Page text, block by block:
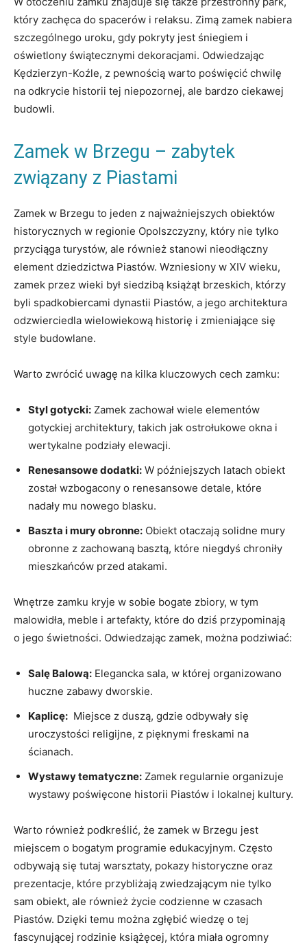
który zachęca do spacerów i relaksu. Zimą‍ zamek nabiera⁢
szczególnego ⁤uroku,⁣ gdy pokryty jest ‌śniegiem‌ i
oświetlony świątecznymi dekoracjami. Odwiedzając
Kędzierzyn-Koźle, z pewnością warto poświęcić chwilę
‌na odkrycie historii tej niepozornej, ale bardzo‌ ciekawej
budowli.
Zamek w⁤ Brzegu – zabytek
związany ⁣z Piastami
Zamek w Brzegu⁢ to jeden z najważniejszych obiektów
historycznych w regionie Opolszczyzny, który⁣ nie ‍tylko
przyciąga turystów, ale również stanowi nieodłączny
element⁢ dziedzictwa Piastów. Wzniesiony w XIV wieku,
zamek przez wieki był siedzibą książąt​ brzeskich, którzy
byli spadkobiercami⁤ dynastii Piastów, a jego‍ architektura
odzwierciedla​ wielowiekową ​historię i zmieniające się
style⁤ budowlane.
Warto zwrócić ‍uwagę ⁣na kilka kluczowych cech zamku:
Styl gotycki: Zamek zachował wiele elementów
gotyckiej architektury,​ takich ​jak ⁣ostrołukowe okna i
wertykalne ⁤podziały ‍elewacji.
Renesansowe dodatki: W późniejszych latach obiekt
został⁣ wzbogacony o renesansowe detale, ‌które
nadały mu nowego blasku.
Baszta i mury obronne: Obiekt ‍otaczają solidne mury
obronne ⁣z zachowaną⁤ basztą, które niegdyś ‍chroniły
⁢mieszkańców przed atakami.
Wnętrze zamku⁢ kryje w sobie ​bogate zbiory, w tym
malowidła, meble i artefakty, które do dziś przypominają
o‍ jego świetności. Odwiedzając‌ zamek, można ‍podziwiać:
Salę Balową: Elegancka ⁢sala, ‌w której organizowano
huczne zabawy dworskie.
Kaplicę: ​ Miejsce ⁤z duszą, gdzie odbywały się
uroczystości religijne, z⁤ pięknymi freskami na
‌ścianach.
Wystawy tematyczne: Zamek‍ regularnie organizuje
‌wystawy poświęcone historii Piastów⁢ i lokalnej kultury.
Warto również‍ podkreślić, że zamek w Brzegu‌ jest
miejscem o​ bogatym programie edukacyjnym. Często
odbywają się‍ tutaj warsztaty, pokazy historyczne oraz‌
prezentacje, które​ przybliżają zwiedzającym nie tylko
⁣sam obiekt, ⁤ale również życie codzienne w ‍czasach
Piastów. Dzięki⁤ temu można zgłębić wiedzę‌ o tej
fascynującej rodzinie książęcej, która‌ miała ogromny